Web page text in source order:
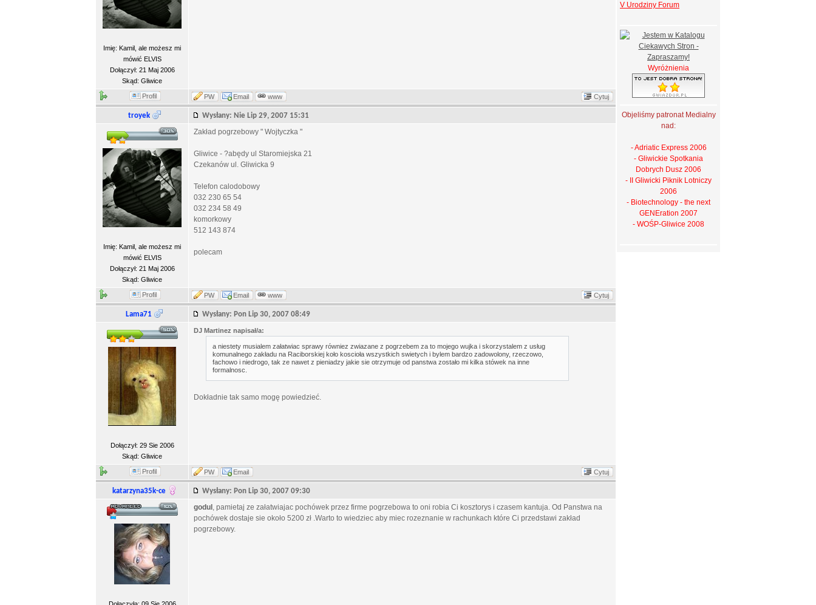
Imię: Kamil, ale możesz mi
mówić ELVIS
Dołączył: 21 Maj 2006
Skąd: Gliwice
Profil PW Email www Cytuj
troyek Wysłany: Nie Lip 29, 2007 15:31
Imię: Kamil, ale możesz mi
mówić ELVIS
Dołączył: 21 Maj 2006
Skąd: Gliwice
Zakład pogrzebowy " Wojtyczka "
Gliwice - ?abędy ul Staromiejska 21
Czekanów ul. Gliwicka 9
Telefon calodobowy
032 230 65 54
032 234 58 49
komorkowy
512 143 874
polecam
Profil PW Email www Cytuj
Lama71 Wysłany: Pon Lip 30, 2007 08:49
Dołączył: 29 Sie 2006
Skąd: Gliwice
DJ Martinez napisał/a:
a niestety musialem załatwiac sprawy równiez zwiazane z pogrzebem za to mojego wujka i skorzystalem z usług
komunalnego zakładu na Raciborskiej koło koscioła wszystkich swietych i bylem bardzo zadowolony, rzeczowo,
fachowo i niedrogo, tak ze nawet z pieniadzy jakie sie otrzymuje od panstwa zostało mi kilka stówek na inne
formalnosc.
Dokładnie tak samo mogę powiedzieć.
Profil PW Email Cytuj
katarzyna35k-ce Wysłany: Pon Lip 30, 2007 09:30
godul , pamietaj ze załatwiajac pochówek przez firme pogrzebowa to oni robia Ci kosztorys i czasem kantuja. Od Panstwa na
pochówek dostaje sie około 5200 zł .Warto to wiedziec aby miec rozeznanie w rachunkach które Ci przedstawi zakład
pogrzebowy.
V Urodziny Forum
Wyróżnienia
Objeliśmy patronat Medialny
nad:
- Adriatic Express 2006
- Gliwickie Spotkania
Dobrych Dusz 2006
- II Gliwicki Piknik Lotniczy
2006
- Biotechnology - the next
GENEration 2007
- WOŚP-Gliwice 2008